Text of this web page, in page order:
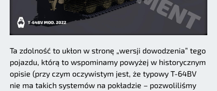
Ta zdolność to ukłon w stronę „wersji dowodzenia” tego
pojazdu, którą to wspominamy powyżej w historycznym
opisie (przy czym oczywistym jest, że typowy T-64BV
nie ma takich systemów na pokładzie – pozwoliliśmy